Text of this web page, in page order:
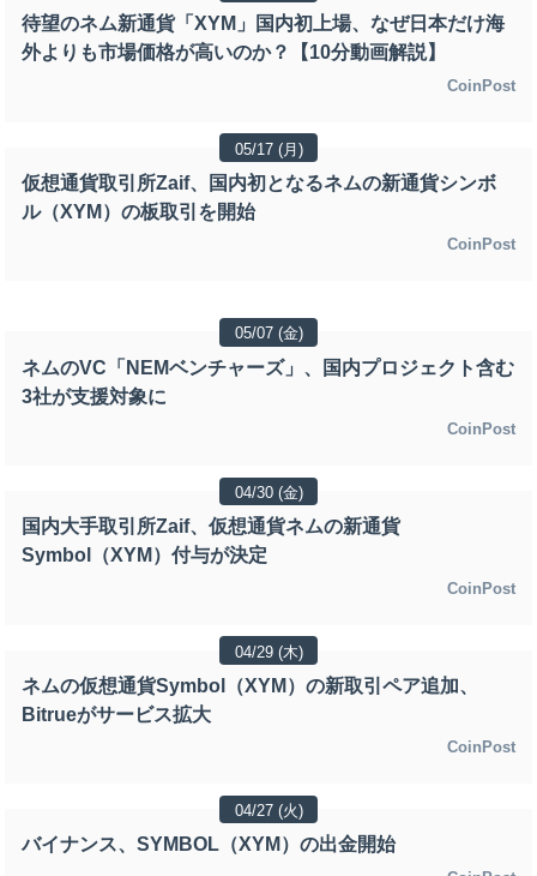
待望のネム新通貨「XYM」国内初上場、なぜ日本だけ海
外よりも市場価格が高いのか？【10分動画解説】
CoinPost
05/17 (月)
仮想通貨取引所Zaif、国内初となるネムの新通貨シンボ
ル（XYM）の板取引を開始
CoinPost
05/07 (金)
ネムのVC「NEMベンチャーズ」、国内プロジェクト含む
3社が支援対象に
CoinPost
04/30 (金)
国内大手取引所Zaif、仮想通貨ネムの新通貨
Symbol（XYM）付与が決定
CoinPost
04/29 (木)
ネムの仮想通貨Symbol（XYM）の新取引ペア追加、
Bitrueがサービス拡大
CoinPost
04/27 (火)
バイナンス、SYMBOL（XYM）の出金開始